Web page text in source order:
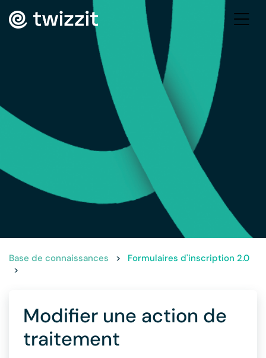
Base de connaissances >
Formulaires d'inscription 2.0
>
Modifier une action de
traitement